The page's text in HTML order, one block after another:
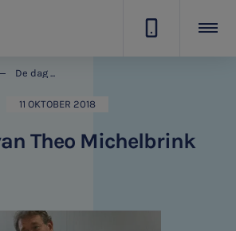
De dag van Theo Michelbrink
11 OKTOBER 2018
Theo Michelbrink